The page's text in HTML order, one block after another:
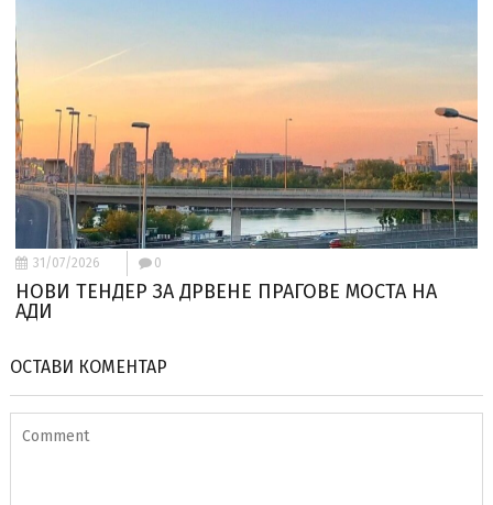
31/07/2026 0
НОВИ ТЕНДЕР ЗА ДРВЕНЕ ПРАГОВЕ МОСТА НА
АДИ
ОСТАВИ КОМЕНТАР